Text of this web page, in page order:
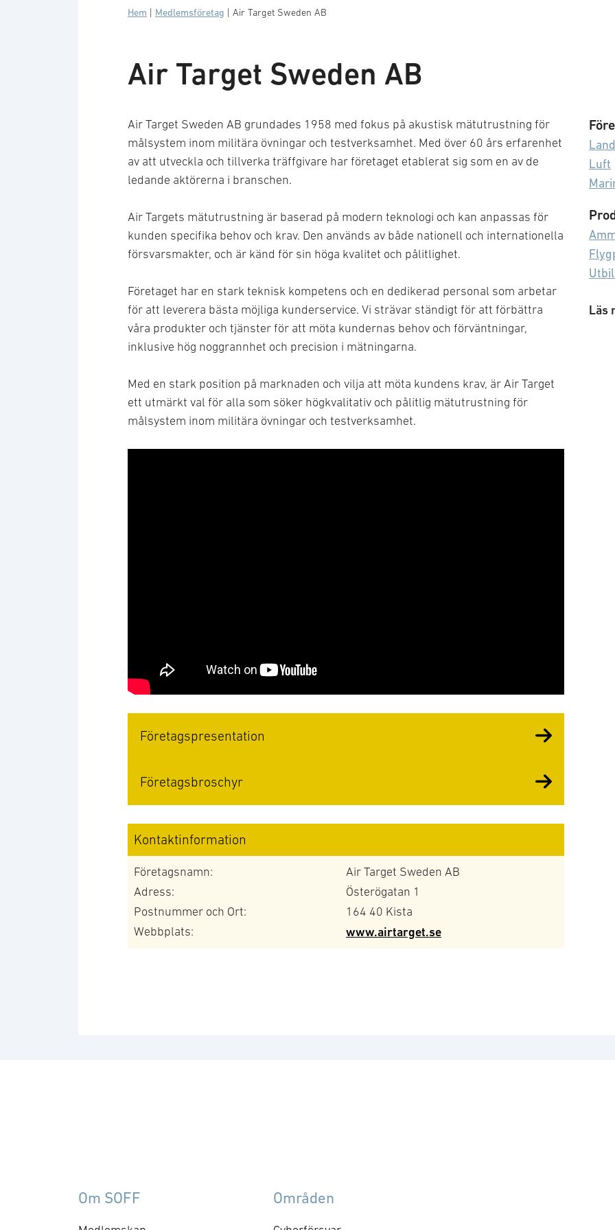
Hem Medlemsföretag Air Target Sweden AB
Air Target Sweden AB
Air Target Sweden AB grundades 1958 med fokus på akustisk mätutrustning för
målsystem inom militära övningar och testverksamhet. Med över 60 års erfarenhet
av att utveckla och tillverka träffgivare har företaget etablerat sig som en av de
ledande aktörerna i branschen.
Air Targets mätutrustning är baserad på modern teknologi och kan anpassas för
kunden specifika behov och krav. Den används av både nationell och internationella
försvarsmakter, och är känd för sin höga kvalitet och pålitlighet.
Företaget har en stark teknisk kompetens och en dedikerad personal som arbetar
för att leverera bästa möjliga kunderservice. Vi strävar ständigt för att förbättra
våra produkter och tjänster för att möta kundernas behov och förväntningar,
inklusive hög noggrannhet och precision i mätningarna.
Med en stark position på marknaden och vilja att möta kundens krav, är Air Target
ett utmärkt val för alla som söker högkvalitativ och pålitlig mätutrustning för
målsystem inom militära övningar och testverksamhet.
Företagspresentation
Företagsbroschyr
Kontaktinformation
Företagsnamn:
Air Target Sweden AB
Adress:
Österögatan 1
Postnummer och Ort:
164 40 Kista
Webbplats:
www.airtarget.se
Land
Luft
Läs
Om SOFF Områden